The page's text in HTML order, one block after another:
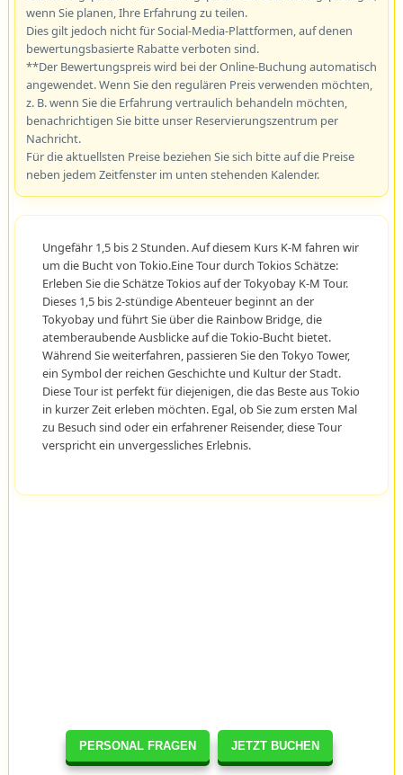
PERSONAL FRAGEN JETZT BUCHEN
wenn Sie planen, Ihre Erfahrung zu teilen.
Dies gilt jedoch nicht für Social-Media-Plattformen, auf denen
bewertungsbasierte Rabatte verboten sind.
**Der Bewertungspreis wird bei der Online-Buchung automatisch
angewendet. Wenn Sie den regulären Preis verwenden möchten,
z. B. wenn Sie die Erfahrung vertraulich behandeln möchten,
benachrichtigen Sie bitte unser Reservierungszentrum per
Nachricht.
Für die aktuellsten Preise beziehen Sie sich bitte auf die Preise
neben jedem Zeitfenster im unten stehenden Kalender.
Ungefähr 1,5 bis 2 Stunden. Auf diesem Kurs K-M fahren wir
um die Bucht von Tokio.Eine Tour durch Tokios Schätze:
Erleben Sie die Schätze Tokios auf der Tokyobay K-M Tour.
Dieses 1,5 bis 2-stündige Abenteuer beginnt an der
Tokyobay und führt Sie über die Rainbow Bridge, die
atemberaubende Ausblicke auf die Tokio-Bucht bietet.
Während Sie weiterfahren, passieren Sie den Tokyo Tower,
ein Symbol der reichen Geschichte und Kultur der Stadt.
Diese Tour ist perfekt für diejenigen, die das Beste aus Tokio
in kurzer Zeit erleben möchten. Egal, ob Sie zum ersten Mal
zu Besuch sind oder ein erfahrener Reisender, diese Tour
verspricht ein unvergessliches Erlebnis.